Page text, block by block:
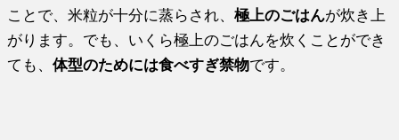
ことで、米粒が十分に蒸らされ、極上のごはんが炊き上
がります。でも、いくら極上のごはんを炊くことができ
ても、体型のためには食べすぎ禁物です。